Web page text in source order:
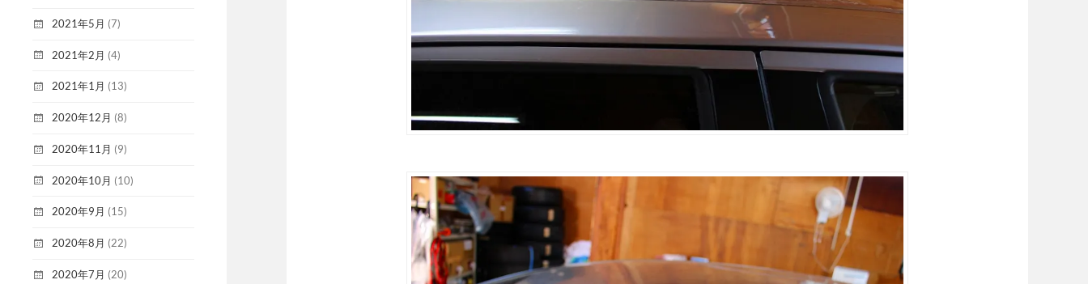
2021年5月 (7)
2021年2月 (4)
2021年1月 (13)
2020年12月 (8)
2020年11月 (9)
2020年10月 (10)
2020年9月 (15)
2020年8月 (22)
2020年7月 (20)